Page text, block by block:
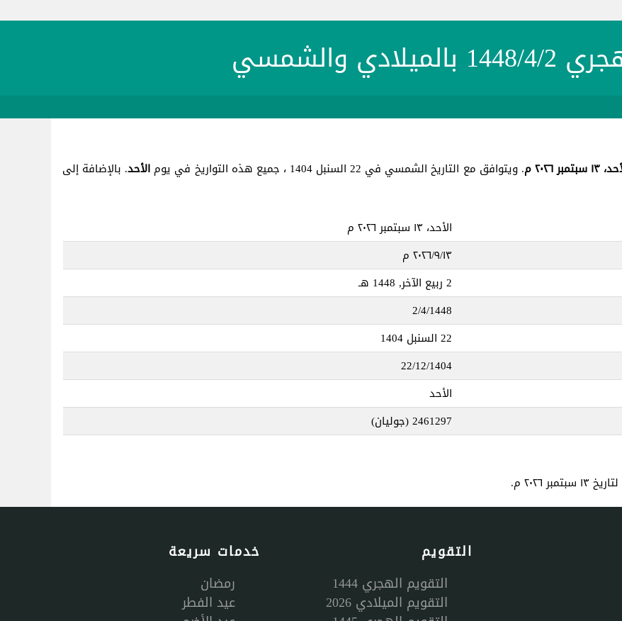
والشمسي
سبتمبر ٢٠٢٦ م . ويتوافق مع التاريخ الشمسي في 22 السنبل 1404 ، جميع هذه التواريخ في يوم الأحد. بالإضافة إلى
الأحد، ١٣ سبتمبر ٢٠٢٦ م
١٣‏/٩‏/٢٠٢٦ م
2 ربيع الآخر, 1448 هـ
2/4/1448
22 السنبل 1404
22/12/1404
الأحد
2461297(جوليان)
١٣ سبتمبر ٢٠٢٦ م.
التقويم
التقويم الهجري 1444
التقويم الميلادي 2026
خدمات سريعة
رمضان
عيد الفطر